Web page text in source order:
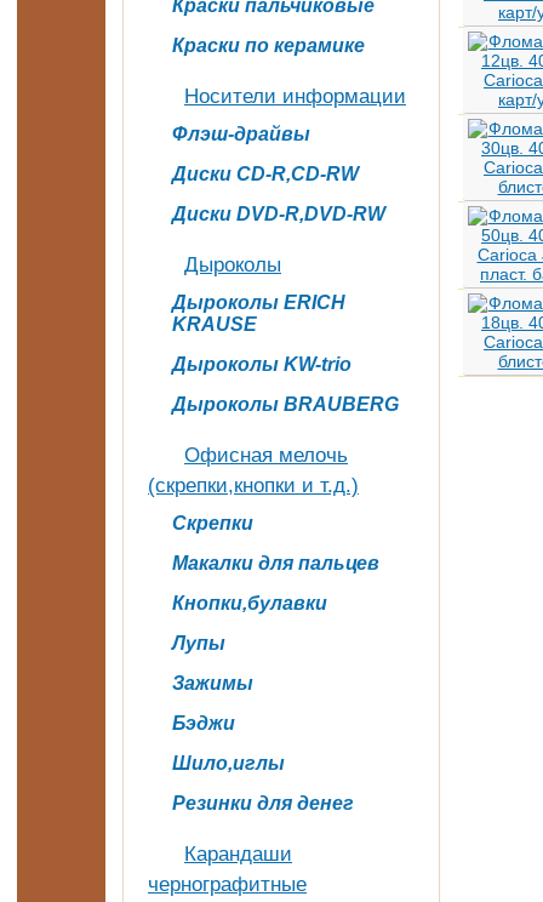
Краски пальчиковые
Краски по керамике
Носители информации
Флэш-драйвы
Диски CD-R,CD-RW
Диски DVD-R,DVD-RW
Дыроколы
Дыроколы ERICH
KRAUSE
Дыроколы KW-trio
Дыроколы BRAUBERG
Офисная мелочь
(скрепки,кнопки и т.д.)
Скрепки
Макалки для пальцев
Кнопки,булавки
Лупы
Зажимы
Бэджи
Шило,иглы
Резинки для денег
Карандаши
чернографитные